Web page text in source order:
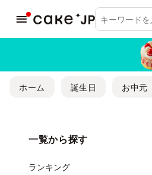
ホーム 誕生日 お中元
一覧から探す
ランキング